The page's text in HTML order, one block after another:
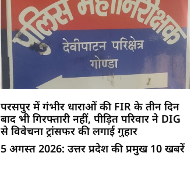
परसपुर में गंभीर धाराओं की FIR के तीन दिन
बाद भी गिरफ्तारी नहीं, पीड़ित परिवार ने DIG
से विवेचना ट्रांसफर की लगाई गुहार
5 अगस्त 2026: उत्तर प्रदेश की प्रमुख 10 खबरें